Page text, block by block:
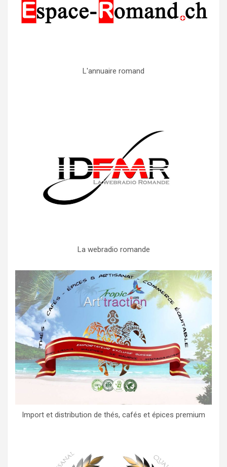
L'annuaire romand
La webradio romande
Import et distribution de thés, cafés et épices premium